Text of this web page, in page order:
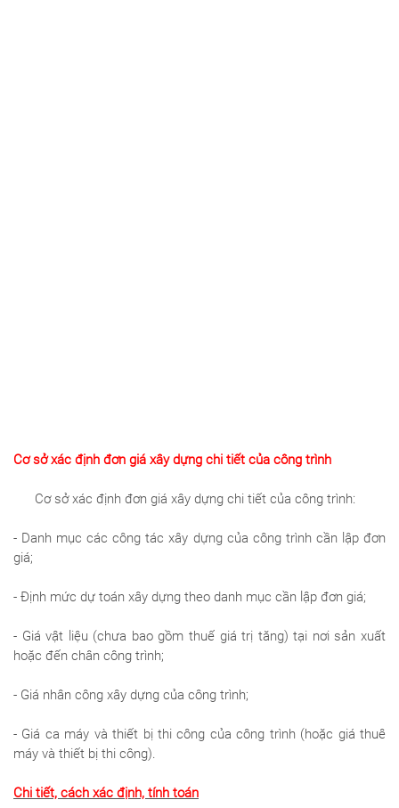
Cơ sở xác định đơn giá xây dựng chi tiết của công trình
Cơ sở xác định đơn giá xây dựng chi tiết của công trình:
- Danh mục các công tác xây dựng của công trình cần lập đơn
giá;
- Định mức dự toán xây dựng theo danh mục cần lập đơn giá;
- Giá vật liệu (chưa bao gồm thuế giá trị tăng) tại nơi sản xuất
hoặc đến chân công trình;
- Giá nhân công xây dựng của công trình;
- Giá ca máy và thiết bị thi công của công trình (hoặc giá thuê
máy và thiết bị thi công).
Chi tiết, cách xác định, tính toán